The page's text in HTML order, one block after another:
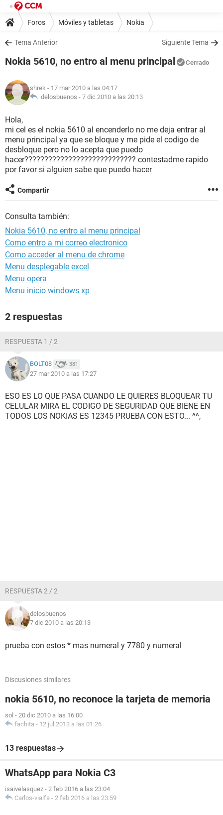
Foros Móviles y tabletas Nokia
Tema Anterior Siguiente Tema
Nokia 5610, no entro al menu principal Cerrado
shrek - 17 mar 2010 a las 04:17
delosbuenos - 7 dic 2010 a las 20:13
Hola,
mi cel es el nokia 5610 al encenderlo no me deja entrar al
menu principal ya que se bloque y me pide el codigo de
desbloque pero no lo acepta que puedo
hacer???????????????????????????? contestadme rapido
por favor si alguien sabe que puedo hacer
Compartir
Consulta también:
Nokia 5610, no entro al menu principal
Como entro a mi correo electronico
Como acceder al menu de chrome
Menu desplegable excel
Menu opera
Menu inicio windows xp
2 respuestas
RESPUESTA 1 / 2
BOLT08 381
27 mar 2010 a las 17:27
ESO ES LO QUE PASA CUANDO LE QUIERES BLOQUEAR TU
CELULAR MIRA EL CODIGO DE SEGURIDAD QUE BIENE EN
TODOS LOS NOKIAS ES 12345 PRUEBA CON ESTO... ^^,
RESPUESTA 2 / 2
delosbuenos
7 dic 2010 a las 20:13
prueba con estos * mas numeral y 7780 y numeral
Discusiones similares
nokia 5610, no reconoce la tarjeta de memoria
sol - 20 dic 2010 a las 16:00
fachita - 12 jul 2013 a las 01:26
13 respuestas
WhatsApp para Nokia C3
isaivelasquez - 2 feb 2016 a las 23:04
Carlos-vialfa - 2 feb 2016 a las 23:59